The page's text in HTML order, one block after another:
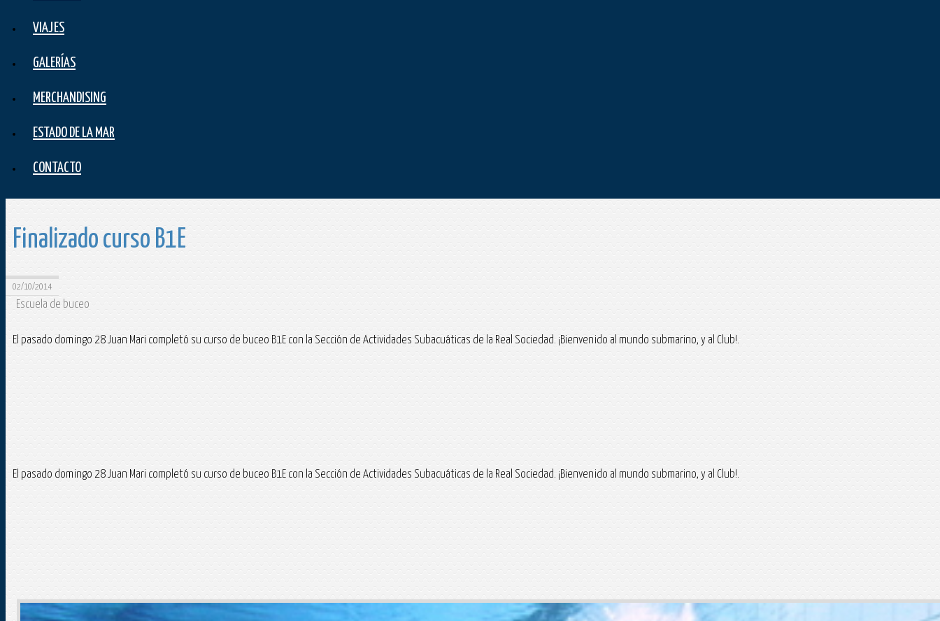
VIAJES
GALERÍAS
MERCHANDISING
ESTADO DE LA MAR
CONTACTO
Finalizado curso B1E
02/10/2014
Escuela de buceo
El pasado domingo 28 Juan Mari completó su curso de buceo B1E con la Sección de Actividades Subacuáticas de la Real Sociedad. ¡Bienvenido al mundo submarino, y al Club!.
El pasado domingo 28 Juan Mari completó su curso de buceo B1E con la Sección de Actividades Subacuáticas de la Real Sociedad. ¡Bienvenido al mundo submarino, y al Club!.